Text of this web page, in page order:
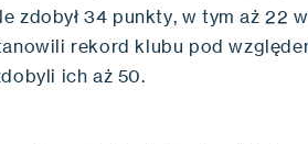
zdobył 34 punkty, w tym aż 22
rekord klubu pod
ich aż 50.